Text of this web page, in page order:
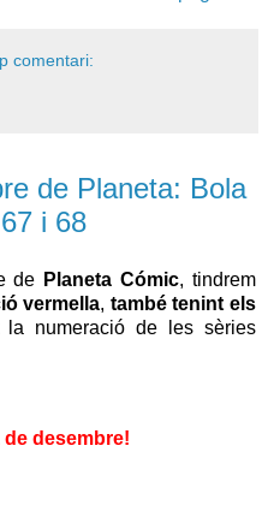
comentari:
de Planeta: Bola
i 68
de Planeta Cómic, tindrem
vermella, també tenint els
la numeració de les sèries
de desembre!